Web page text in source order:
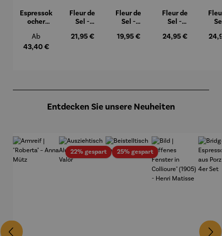
Espressok
ocher
set –
Bialetti
Regulärer Preis:
Ab
43,40 €
Fleur de
Sel -
box
Regulärer Preis:
21,95 €
Fleur de
Sel -
box
Regulärer Preis:
19,95 €
Fleur de
Sel -
box
Regulärer Preis:
24,95 €
Entdecken Sie unsere Neuheiten
22% gespartRabatt25% gespartRabatt